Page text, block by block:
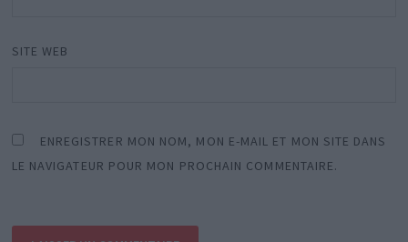
SITE WEB
ENREGISTRER MON NOM, MON E-MAIL ET MON SITE DANS
LE NAVIGATEUR POUR MON PROCHAIN COMMENTAIRE.